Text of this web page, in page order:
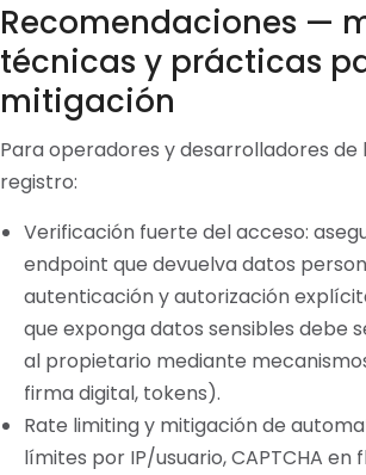
Recomendaciones —
técnicas y prácticas
mitigación
Para operadores y desarrolladores de
registro:
Verificación fuerte del acceso:
endpoint que devuelva datos
autenticación y autorización
que exponga datos sensibles debe
al propietario mediante
firma digital, tokens).
Rate limiting y mitigación de
límites por IP/usuario, CAPTCHA en